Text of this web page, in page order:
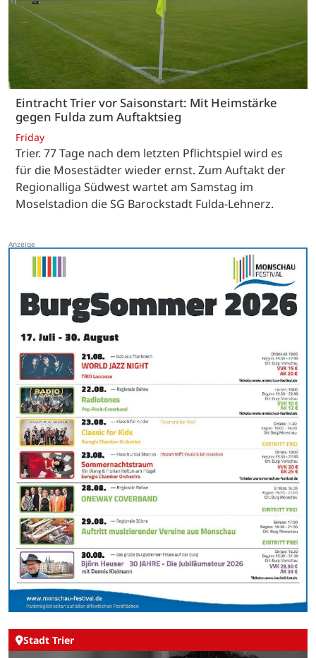
Eintracht Trier vor Saisonstart: Mit Heimstärke
gegen Fulda zum Auftaktsieg
Friday
Trier. 77 Tage nach dem letzten Pflichtspiel wird es
für die Mosestädter wieder ernst. Zum Auftakt der
Regionalliga Südwest wartet am Samstag im
Moselstadion die SG Barockstadt Fulda-Lehnerz.
Stadt Trier